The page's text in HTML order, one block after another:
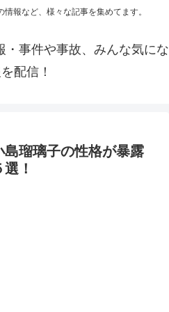
報など、様々な記事を集めてます。
・事件や事故、みんな気にな
配信！
瑠璃子の性格が暴露
！